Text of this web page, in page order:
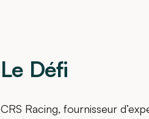
Le Défi
CRS Racing, fournisseur